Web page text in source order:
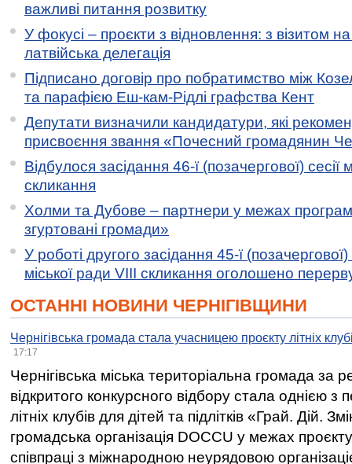
важливі питання розвитку
У фокусі – проєкти з відновлення: з візитом
латвійська делегація
Підписано договір про побратимство між
та парафією Еш-кам-Рідлі графства Кент
Депутати визначили кандидатури, які
присвоєння звання «Почесний громадянин
Відбулося засідання 46-ї (позачергової) сесії
скликання
Холми та Дубове – партнери у межах
згуртовані громади»
У роботі другого засідання 45-ї (позачергової)
міської ради VIII скликання оголошено
ОСТАННІ НОВИНИ ЧЕРНІГІВЩИНИ
Чернігівська громада стала учасницею проєкту літніх
17:17
Чернігівська міська територіальна громада за
відкритого конкурсного відбору стала однією
літніх клубів для дітей та підлітків «Грай. Дій.
громадська організація DOCCU у межах
співпраці з міжнародною неурядовою